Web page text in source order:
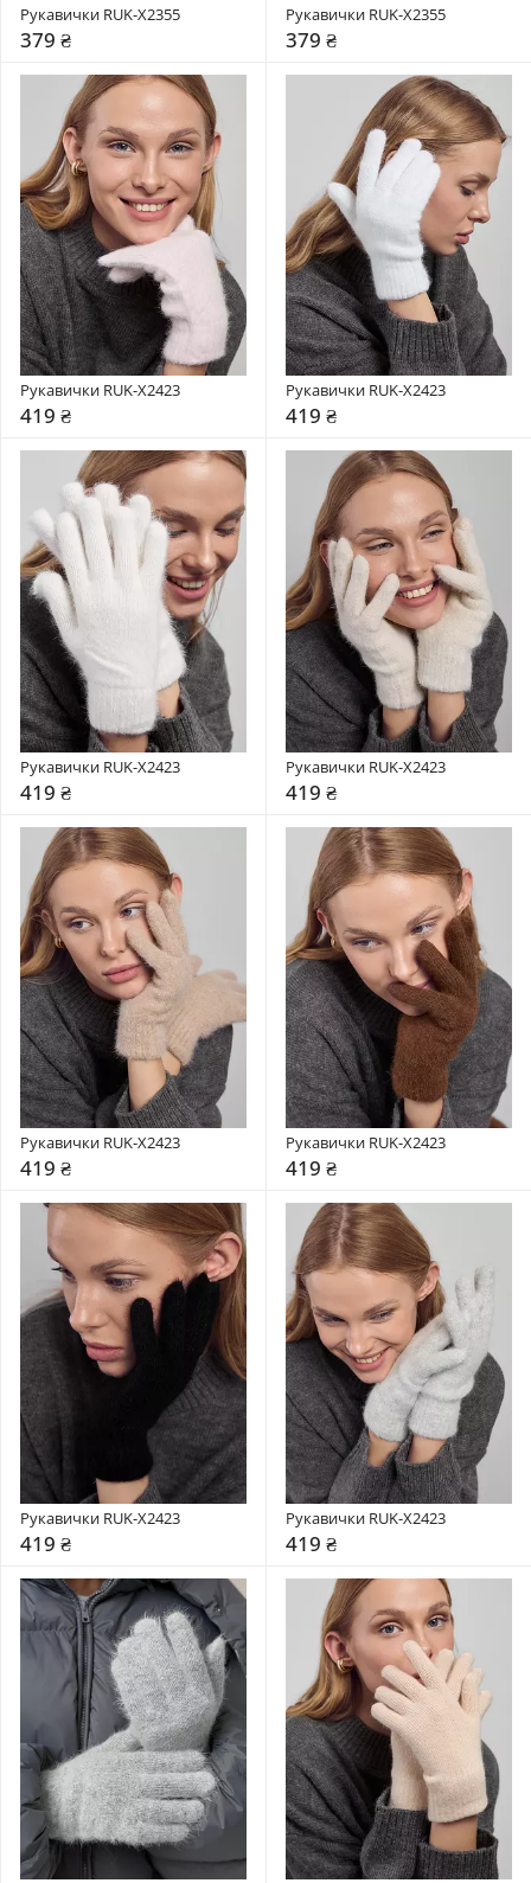
Рукавички RUK-X2355
379 ₴
Рукавички RUK-X2355
379 ₴
Рукавички RUK-X2423
419 ₴
Рукавички RUK-X2423
419 ₴
Рукавички RUK-X2423
419 ₴
Рукавички RUK-X2423
419 ₴
Рукавички RUK-X2423
419 ₴
Рукавички RUK-X2423
419 ₴
Рукавички RUK-X2423
419 ₴
Рукавички RUK-X2423
419 ₴